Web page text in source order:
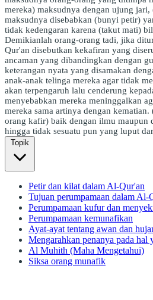
mereka) maksudnya dengan ujung
maksudnya disebabkan (bunyi petir)
tidak kedengaran karena (takut mati)
Demikianlah orang-orang tadi, jika
Qur'an disebutkan kekafiran yang
ancaman yang dibandingkan dengan
keterangan nyata yang disamakan
anak-anak telinga mereka agar tidak
akan terpengaruh lalu cenderung
menyebabkan mereka meninggalkan
mereka sama artinya dengan
orang kafir) baik dengan ilmu maupun
hingga tidak sesuatu pun yang luput
Topik
Petir dan kilat dalam Al-Qur'an
Tujuan perumpamaan dalam Al-
Perumpamaan kufur dan
Perumpamaan kemunafikan
Ayat-ayat tentang awan dan
Mengarahkan penanya pada hal
Al Muhith (Maha Mengetahui)
Siksa orang munafik